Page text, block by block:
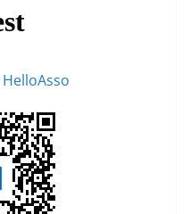
HelloAsso